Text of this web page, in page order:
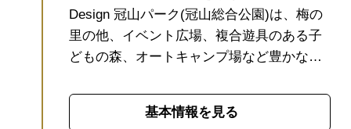
Design 冠山パーク(冠山総合公園)は、梅の
里の他、イベント広場、複合遊具のある子
どもの森、オートキャンプ場など豊かな自
公園です。約100種類、2000本の梅の木
を有する「梅の里」では毎年2月頃に梅まつ
基本情報を見る